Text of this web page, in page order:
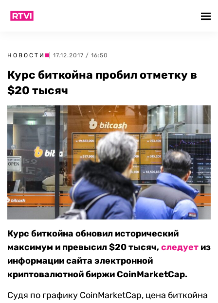
НОВОСТИ | 17.12.2017 / 16:50
Курс биткойна пробил отметку в
$20 тысяч
Курс биткойна обновил исторический
максимум и превысил $20 тысяч,следует из
информации сайта электронной
криптовалютной биржи CoinMarketCap.
Судя по графику CoinMarketCap, цена биткойна